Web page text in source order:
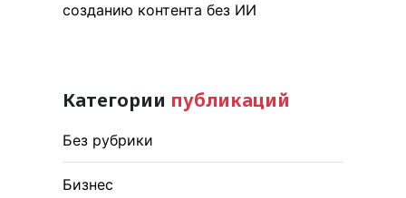
созданию контента без ИИ
Категории публикаций
Без рубрики
Бизнес